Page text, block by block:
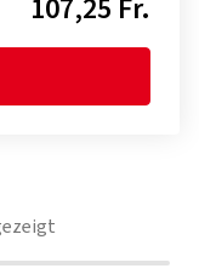
107,25 Fr.